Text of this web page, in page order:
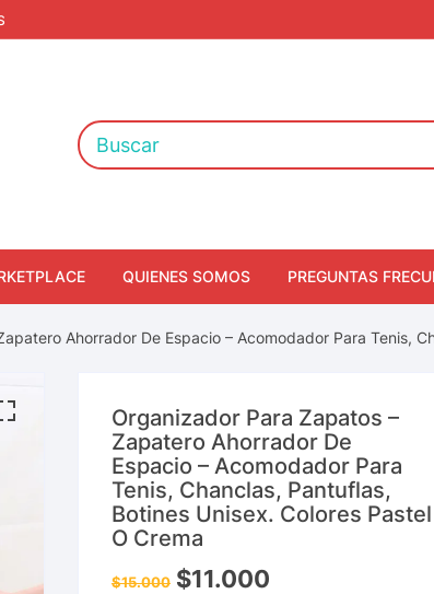
QUIENES SOMOS PREGUNTAS
Ahorrador De Espacio – Acomodador Para Tenis,
Organizador Para Zapatos –
Zapatero Ahorrador De
Espacio – Acomodador Para
Tenis, Chanclas, Pantuflas,
Botines Unisex. Colores Pastel
O Crema
$15.000 $11.000